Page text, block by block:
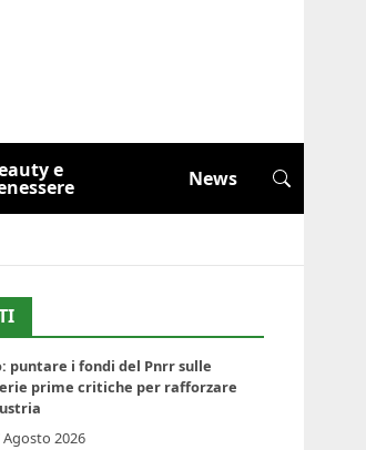
e News
puntare i fondi del Pnrr sulle
prime critiche per rafforzare
Agosto 2026